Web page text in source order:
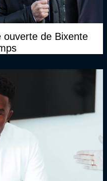
ouverte de Bixente